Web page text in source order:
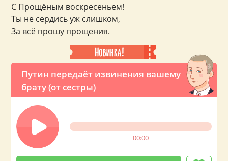
Путин передаёт извинения вашему
брату (от сестры)
00:00
С Прощёным воскресеньем!
Ты не сердись уж слишком,
За всё прошу прощения.